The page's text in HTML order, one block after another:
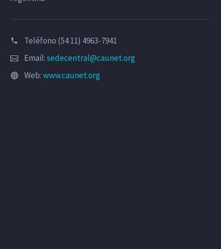
Teléfono (54 11) 4963-7941
Email:sedecentral@caunet.org
Web:www.caunet.org